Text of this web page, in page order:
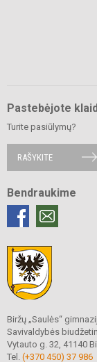
Pastebėjote
Turite pasiūlymų?
RAŠYKITE
Bendraukime
Biržų „Saulės“
Savivaldybės
Vytauto g. 32, 41140
Tel. (+370 450) 37 986